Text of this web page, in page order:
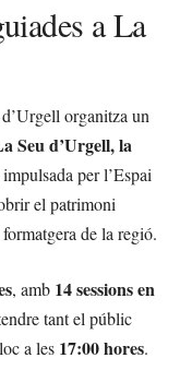
a La
organitza un
Seu d’Urgell, la
per l’Espai
el patrimoni
de la regió.
, amb 14 sessions en
tant el públic
a les 17:00 hores.